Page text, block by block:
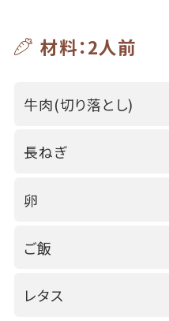
材料：2人前
牛肉(切り落とし)
長ねぎ
卵
ご飯
レタス